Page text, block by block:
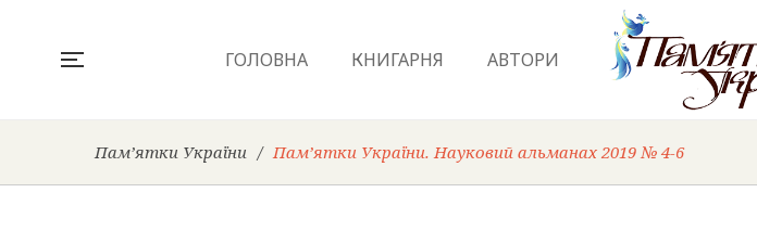
ГОЛОВНА КНИГАРНЯ АВТОРИ
Пам’ятки України / Пам’ятки України. Науковий альманах 2019 № 4-6